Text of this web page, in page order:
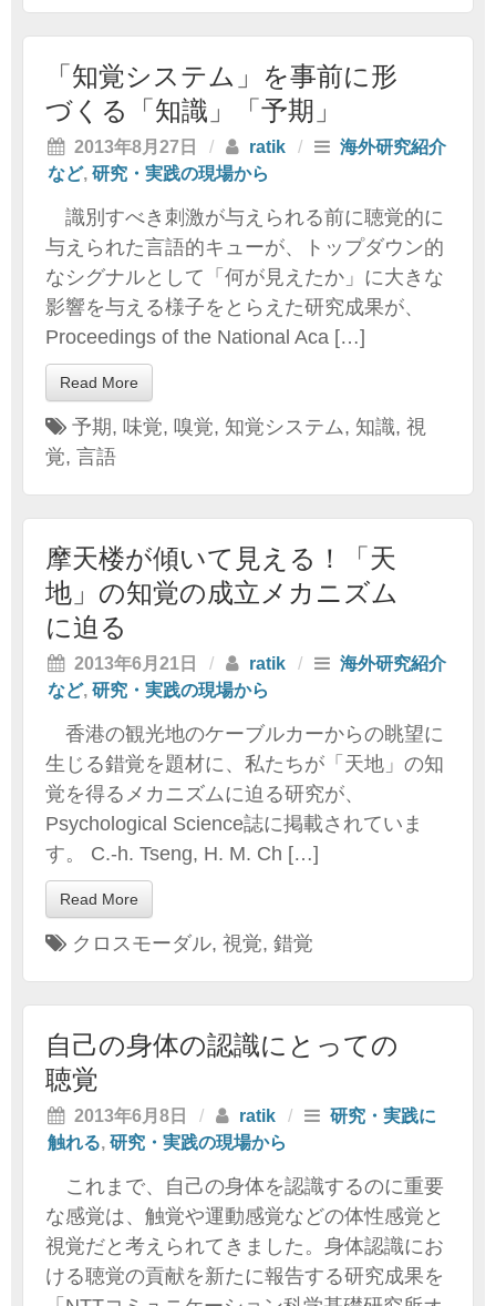
「知覚システム」を事前に形
づくる「知識」「予期」
2013年8月27日 / ratik /
海外研究紹介
など, 研究・実践の現場から
識別すべき刺激が与えられる前に聴覚的に
与えられた言語的キューが、トップダウン的
なシグナルとして「何が見えたか」に大きな
影響を与える様子をとらえた研究成果が、
Proceedings of the National Aca […]
Read More
予期, 味覚, 嗅覚, 知覚システム, 知識, 視
覚, 言語
摩天楼が傾いて見える！「天
地」の知覚の成立メカニズム
に迫る
2013年6月21日 / ratik /
海外研究紹介
など, 研究・実践の現場から
香港の観光地のケーブルカーからの眺望に
生じる錯覚を題材に、私たちが「天地」の知
覚を得るメカニズムに迫る研究が、
Psychological Science誌に掲載されていま
す。 C.-h. Tseng, H. M. Ch […]
Read More
クロスモーダル, 視覚, 錯覚
自己の身体の認識にとっての
聴覚
2013年6月8日 / ratik /
研究・実践に
触れる, 研究・実践の現場から
これまで、自己の身体を認識するのに重要
な感覚は、触覚や運動感覚などの体性感覚と
視覚だと考えられてきました。身体認識にお
ける聴覚の貢献を新たに報告する研究成果を